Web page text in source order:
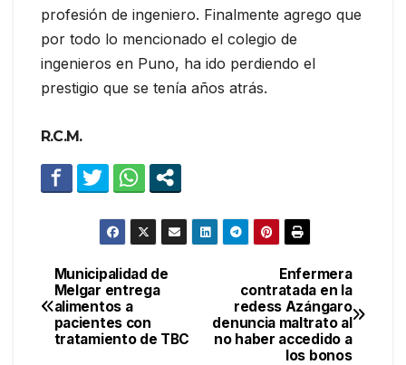
profesión de ingeniero. Finalmente agrego que
por todo lo mencionado el colegio de
ingenieros en Puno, ha ido perdiendo el
prestigio que se tenía años atrás.
R.C.M.
Navegación
de
Enfermera
contratada en la
redess Azángaro
denuncia maltrato al
no haber accedido a
los bonos
Municipalidad de
Melgar entrega
alimentos a
pacientes con
tratamiento de TBC